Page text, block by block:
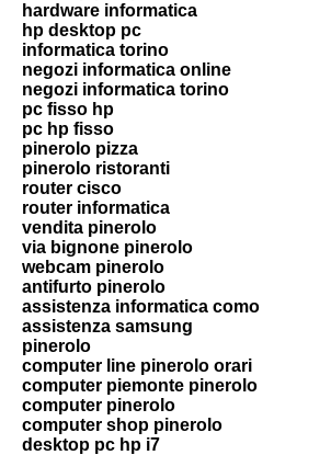
hardware informatica
hp desktop pc
informatica torino
negozi informatica online
negozi informatica torino
pc fisso hp
pc hp fisso
pinerolo pizza
pinerolo ristoranti
router cisco
router informatica
vendita pinerolo
via bignone pinerolo
webcam pinerolo
antifurto pinerolo
assistenza informatica como
assistenza samsung
pinerolo
computer line pinerolo orari
computer piemonte pinerolo
computer pinerolo
computer shop pinerolo
desktop pc hp i7